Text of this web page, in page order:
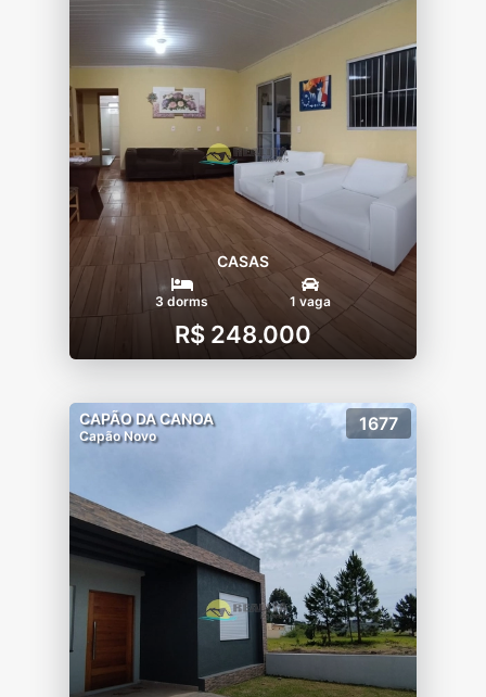
CASAS
3 dorms 1 vaga
R$ 248.000
CAPÃO DA CANOA
Capão Novo
1677